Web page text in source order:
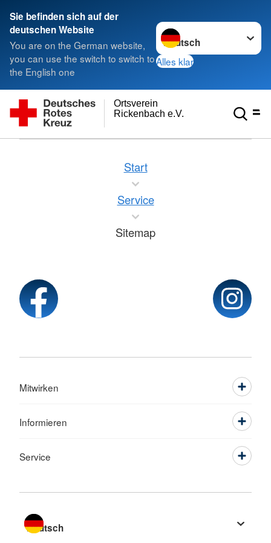
Sie befinden sich auf der
deutschen Website
You are on the German website,
you can use the switch to switch to
the English one
Sprache wechseln zu
Alles klar
Rickenbach e.V.
Ortsverein
Start
Service
Sitemap
Mitwirken
Informieren
Service
Sprache wechseln zu